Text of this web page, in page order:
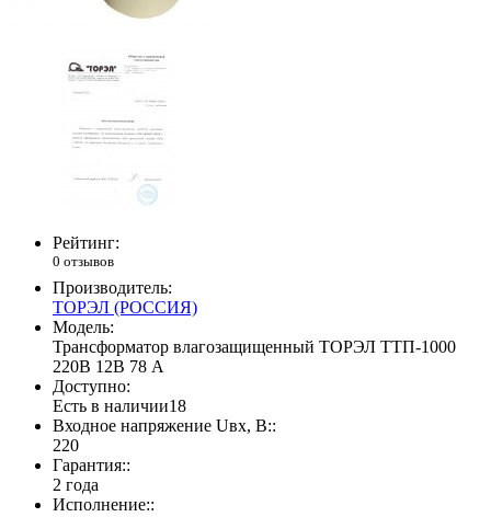
Рейтинг:
0 отзывов
Производитель:
ТОРЭЛ (РОССИЯ)
Модель:
Трансформатор влагозащищенный ТОРЭЛ ТТП-1000
220В 12В 78 А
Доступно:
Есть в наличии18
Входное напряжение Uвх, В::
220
Гарантия::
2 года
Исполнение::